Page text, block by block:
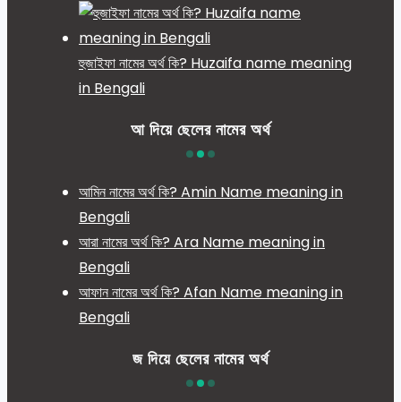
হুজাইফা নামের অর্থ কি? Huzaifa name meaning
in Bengali
আ দিয়ে ছেলের নামের অর্থ
আমিন নামের অর্থ কি? Amin Name meaning in
Bengali
আরা নামের অর্থ কি? Ara Name meaning in
Bengali
আফান নামের অর্থ কি? Afan Name meaning in
Bengali
জ দিয়ে ছেলের নামের অর্থ